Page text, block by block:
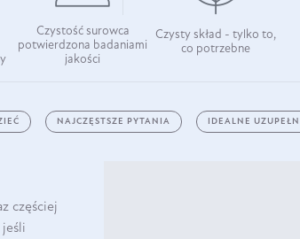
Czystość surowca
potwierdzona badaniami
jakości
Czysty skład - tylko to,
co potrzebne
NAJCZĘSTSZE PYTANIA IDEALNE
częściej